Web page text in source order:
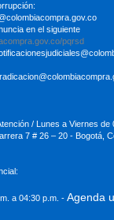
en el siguiente
pqrsd
/ Lunes a Viernes de
7 # 26 – 20 - Bogotá,
a 04:30 p.m. - Agenda